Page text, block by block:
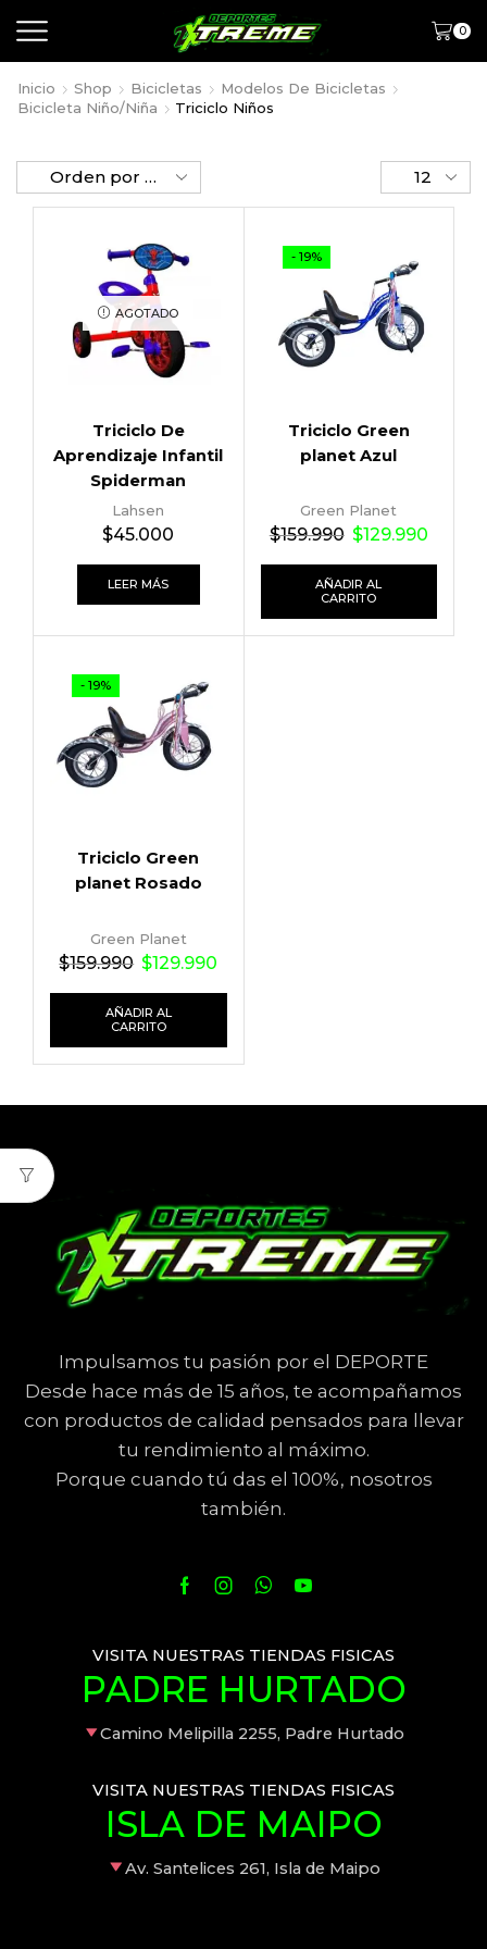
0
Inicio Shop Bicicletas
Modelos De Bicicletas
Bicicleta Niño/Niña
Triciclo Niños
AGOTADO
Triciclo De
Aprendizaje Infantil
Spiderman
Lahsen
$45.000
LEER MÁS
- 19%
Triciclo Green
planet Azul
Green Planet
$159.990 $129.990
AÑADIR AL
CARRITO
- 19%
Triciclo Green
planet Rosado
Green Planet
$159.990 $129.990
AÑADIR AL
CARRITO
Impulsamos tu pasión por el DEPORTE
Desde hace más de 15 años, te acompañamos
con productos de calidad pensados para llevar
tu rendimiento al máximo.
Porque cuando tú das el 100%, nosotros
también.
VISITA NUESTRAS TIENDAS FISICAS
PADRE HURTADO
Camino Melipilla 2255, Padre Hurtado
VISITA NUESTRAS TIENDAS FISICAS
ISLA DE MAIPO
Av. Santelices 261, Isla de Maipo